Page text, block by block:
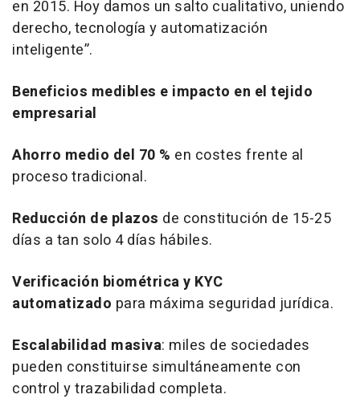
en 2015. Hoy damos un salto cualitativo, uniendo
derecho, tecnología y automatización
inteligente”.
Beneficios medibles e impacto en el tejido
empresarial
Ahorro medio del 70 % en costes frente al
proceso tradicional.
Reducción de plazos de constitución de 15-25
días a tan solo 4 días hábiles.
Verificación biométrica y KYC
automatizado para máxima seguridad jurídica.
Escalabilidad masiva: miles de sociedades
pueden constituirse simultáneamente con
control y trazabilidad completa.